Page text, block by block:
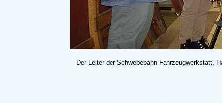
Der Leiter der Schwebebahn-Fahrzeugwerkstatt,